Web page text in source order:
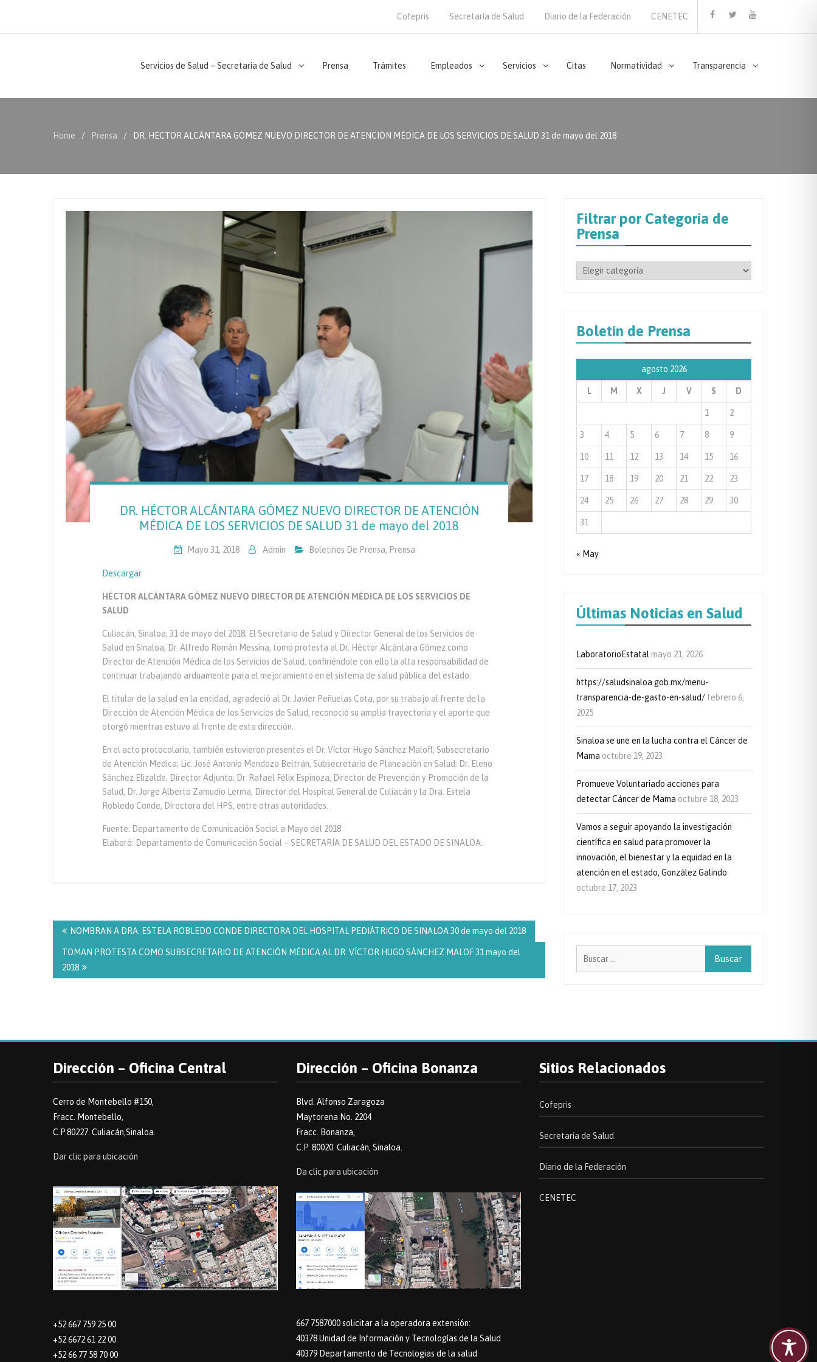
Cofepris Secretaría de Salud Diario de la Federación
CENETEC
Servicios de Salud – Secretaría de Salud Prensa Trámites Empleados Servicios Citas Normatividad Transparencia
Home Prensa DR. HÉCTOR ALCÁNTARA GÓMEZ NUEVO DIRECTOR DE ATENCIÓN MÉDICA DE LOS SERVICIOS DE SALUD 31 de mayo del 2018
DR. HÉCTOR ALCÁNTARA GÓMEZ NUEVO DIRECTOR DE ATENCIÓN
MÉDICA DE LOS SERVICIOS DE SALUD 31 de mayo del 2018
Mayo 31, 2018 Admin Boletines De Prensa, Prensa
Descargar
HÉCTOR ALCÁNTARA GÓMEZ NUEVO DIRECTOR DE ATENCIÓN MÉDICA DE LOS SERVICIOS DE
SALUD
Culiacán, Sinaloa, 31 de mayo del 2018; El Secretario de Salud y Director General de los Servicios de
Salud en Sinaloa, Dr. Alfredo Román Messina, tomo protesta al Dr. Héctor Alcántara Gómez como
Director de Atención Médica de los Servicios de Salud, confiriéndole con ello la alta responsabilidad de
continuar trabajando arduamente para el mejoramiento en el sistema de salud pública del estado.
El titular de la salud en la entidad, agradeció al Dr. Javier Peñuelas Cota, por su trabajo al frente de la
Dirección de Atención Médica de los Servicios de Salud, reconoció su amplia trayectoria y el aporte que
otorgó mientras estuvo al frente de esta dirección.
En el acto protocolario, también estuvieron presentes el Dr. Víctor Hugo Sánchez Maloff, Subsecretario
de Atención Medica; Lic. José Antonio Mendoza Beltrán, Subsecretario de Planeación en Salud; Dr. Eleno
Sánchez Elizalde, Director Adjunto; Dr. Rafael Félix Espinoza, Director de Prevención y Promoción de la
Salud, Dr. Jorge Alberto Zamudio Lerma, Director del Hospital General de Culiacán y la Dra. Estela
Robledo Conde, Directora del HPS, entre otras autoridades.
Fuente: Departamento de Comunicación Social a Mayo del 2018
Elaboró: Departamento de Comunicación Social – SECRETARÍA DE SALUD DEL ESTADO DE SINALOA.
de
entradas
NOMBRAN A DRA. ESTELA ROBLEDO CONDE DIRECTORA DEL HOSPITAL PEDIÁTRICO DE SINALOA 30 de mayo del 2018
TOMAN PROTESTA COMO SUBSECRETARIO DE ATENCIÓN MÉDICA AL DR. VÍCTOR HUGO SÁNCHEZ MALOF 31 mayo del
2018
Filtrar por Categoría de
Prensa
Filtrar
Prensa
Boletín de Prensa
agosto 2026
L M X J V S D
1 2
3 4 5 6 7 8 9
10 11 12 13 14 15 16
17 18 19 20 21 22 23
24 25 26 27 28 29 30
31
« May
Últimas Noticias en Salud
LaboratorioEstatal mayo 21, 2026
https://saludsinaloa.gob.mx/menu-
transparencia-de-gasto-en-salud/ febrero 6,
2025
Sinaloa se une en la lucha contra el Cáncer de
Mama octubre 19, 2023
Promueve Voluntariado acciones para
detectar Cáncer de Mama octubre 18, 2023
Vamos a seguir apoyando la investigación
científica en salud para promover la
innovación, el bienestar y la equidad en la
atención en el estado, González Galindo
octubre 17, 2023
Dirección – Oficina Central
Cerro de Montebello #150,
Fracc. Montebello,
C.P.80227. Culiacán,Sinaloa.
Dar clic para ubicación
+52 667 759 25 00
+52 6672 61 22 00
+52 66 77 58 70 00
Dirección – Oficina Bonanza
Blvd. Alfonso Zaragoza
Maytorena No. 2204
Fracc. Bonanza,
C.P. 80020. Culiacán, Sinaloa.
Da clic para ubicación
667 7587000 solicitar a la operadora extensión:
40378 Unidad de Información y Tecnologías de la Salud
40379 Departamento de Tecnologias de la salud
Sitios Relacionados
Cofepris
Secretaría de Salud
Diario de la Federación
CENETEC